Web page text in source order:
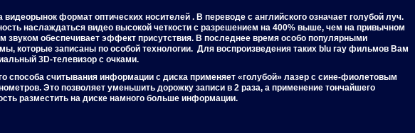
формат оптических носителей . В переводе с английского означает голубой луч.
наслаждаться видео высокой четкости с разрешением на 400% выше, чем на привычном
звуком обеспечивает эффект присутствия. В последнее время особо популярными
которые записаны по особой технологии. Для воспроизведения таких blu ray фильмов Вам
3D-телевизор с очками.
способа считывания информации с диска применяет «голубой» лазер с сине-фиолетовым
Это позволяет уменьшить дорожку записи в 2 раза, а применение тончайшего
разместить на диске намного больше информации.